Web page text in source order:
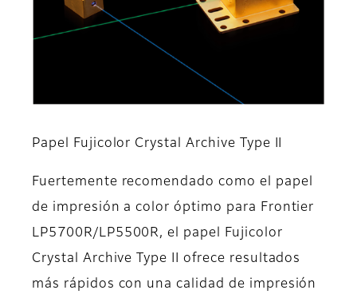
Papel Fujicolor Crystal Archive Type II
Fuertemente recomendado como el papel
de impresión a color óptimo para Frontier
LP5700R/LP5500R, el papel Fujicolor
Crystal Archive Type II ofrece resultados
más rápidos con una calidad de impresión